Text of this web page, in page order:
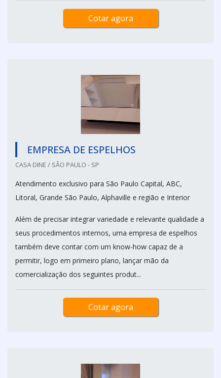
Cotar agora
EMPRESA DE ESPELHOS
CASA DINE / SÃO PAULO - SP
Atendimento exclusivo para São Paulo Capital, ABC,
Litoral, Grande São Paulo, Alphaville e região e Interior
Além de precisar integrar variedade e relevante qualidade a
seus procedimentos internos, uma empresa de espelhos
também deve contar com um know-how capaz de a
permitir, logo em primeiro plano, lançar mão da
comercialização dos seguintes produt...
Cotar agora